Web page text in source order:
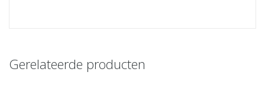
Gerelateerde producten